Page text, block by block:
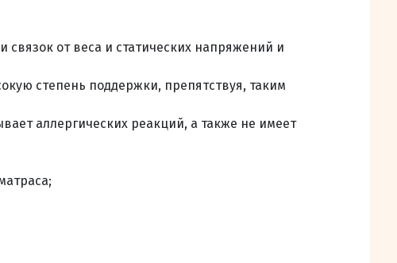
от веса и статических напряжений и
степень поддержки, препятствуя, таким
аллергических реакций, а также не имеет